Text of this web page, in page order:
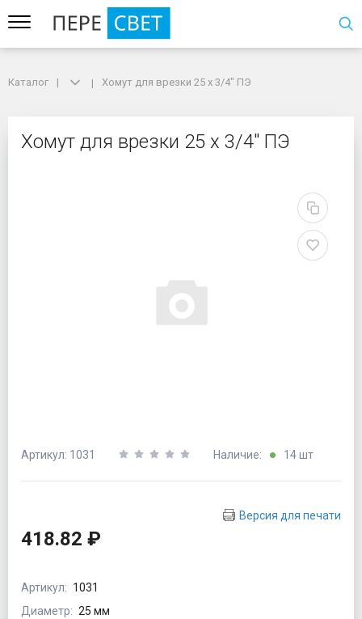
Хомут для врезки 25 х 3/4" ПЭ
Каталог Хомут для врезки 25 х 3/4" ПЭ
Хомут для врезки 25 х 3/4" ПЭ
Артикул: 1031 Наличие: 14 шт
Версия для печати
418.82 ₽
Артикул: 1031
Диаметр: 25 мм